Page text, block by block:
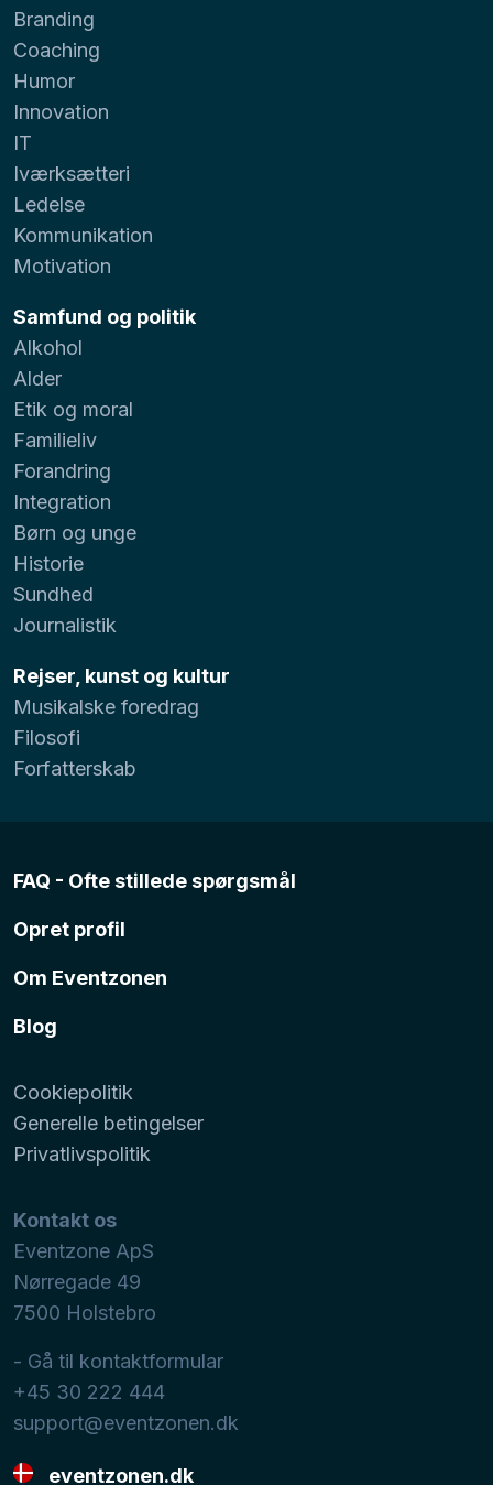
Branding
Coaching
Humor
Innovation
IT
Iværksætteri
Ledelse
Kommunikation
Motivation
Samfund og politik
Alkohol
Alder
Etik og moral
Familieliv
Forandring
Integration
Børn og unge
Historie
Sundhed
Journalistik
Rejser, kunst og kultur
Musikalske foredrag
Filosofi
Forfatterskab
FAQ - Ofte stillede spørgsmål
Opret profil
Om Eventzonen
Blog
Cookiepolitik
Generelle betingelser
Privatlivspolitik
Kontakt os
Eventzone ApS
Nørregade 49
7500 Holstebro
- Gå til kontaktformular
+45 30 222 444
support@eventzonen.dk
eventzonen.dk